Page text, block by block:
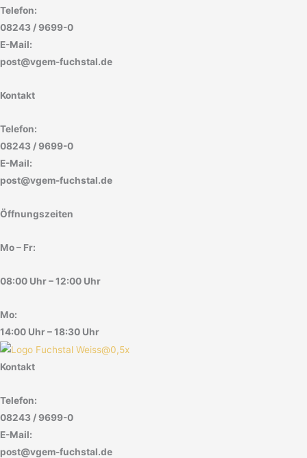
Telefon:
08243 / 9699-0
E-Mail:
post@vgem-fuchstal.de
Kontakt
Telefon:
08243 / 9699-0
E-Mail:
post@vgem-fuchstal.de
Öffnungszeiten
Mo – Fr:
08:00 Uhr – 12:00 Uhr
Mo:
14:00 Uhr – 18:30 Uhr
Kontakt
Telefon:
08243 / 9699-0
E-Mail:
post@vgem-fuchstal.de